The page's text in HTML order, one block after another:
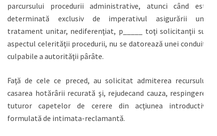
parcursului procedurii administrative, atunci când este
determinată exclusiv de imperativul asigurării unui
tratament unitar, nediferenţiat, p_____ toţi solicitanţii sub
aspectul celerităţii procedurii, nu se datorează unei conduite
culpabile a autorităţii pârâte.
Faţă de cele ce preced, au solicitat admiterea recursului,
casarea hotărârii recurată şi, rejudecand cauza, respingerea
tuturor capetelor de cerere din acţiunea introductivă
formulată de intimata-reclamantă.